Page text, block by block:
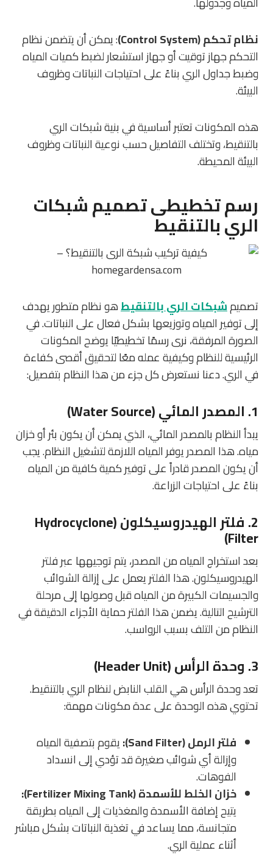
نظام تحكم (Control System)
: يمكن أن يتضمن نظام
التحكم جهاز توقيت أو جهاز استشعار لضبط كميات المياه
وضبط جداول الري بناءً على احتياجات النباتات وظروف
البيئة.
هذه المكونات تعتبر أساسية في بنية شبكات الري
بالتنقيط، وتختلف التفاصيل حسب نوعية النباتات وظروف
البيئة المحيطة.
رسم تخطيطى تصميم شبكات
الري بالتنقيط
تصميمشبكات الري بالتنقيطهو نظام متطور يهدف
إلى توفير المياه وتوزيعها بشكل فعال على النباتات. في
الصورة المرفقة، نرى رسمًا تخطيطيًا يوضح المكونات
الرئيسية للنظام وكيفية عمله معًا لتحقيق أقصى كفاءة
في الري. دعنا نستعرض كل جزء من هذا النظام بتفصيل:
1. المصدر المائي (Water Source)
يبدأ النظام بالمصدر المائي، الذي يمكن أن يكون بئر أو خزان
مياه. هذا المصدر يوفر المياه اللازمة لتشغيل النظام. يجب
أن يكون المصدر قادراً على توفير كمية كافية من المياه
بناءً على احتياجات الزراعة.
2. فلتر الهيدروسيكلون (Hydrocyclone
Filter)
بعد استخراج المياه من المصدر، يتم توجيهها عبر فلتر
الهيدروسيكلون. هذا الفلتر يعمل على إزالة الشوائب
والجسيمات الكبيرة من المياه قبل وصولها إلى مرحلة
الترشيح التالية. يضمن هذا الفلتر حماية الأجزاء الدقيقة في
النظام من التلف بسبب الرواسب.
3. وحدة الرأس (Header Unit)
تعد وحدة الرأس هي القلب النابض لنظام الري بالتنقيط.
تحتوي هذه الوحدة على عدة مكونات مهمة:
فلتر الرمل (Sand Filter):
يقوم بتصفية المياه
وإزالة أي شوائب صغيرة قد تؤدي إلى انسداد
الفوهات.
خزان الخلط للأسمدة (Fertilizer Mixing Tank):
يتيح إضافة الأسمدة والمغذيات إلى المياه بطريقة
متجانسة، مما يساعد في تغذية النباتات بشكل مباشر
أثناء عملية الري.